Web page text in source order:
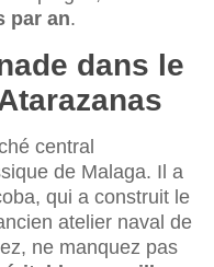
par an.
dans le
central
de Malaga. Il a
qui a construit le
atelier naval de
ne manquez pas